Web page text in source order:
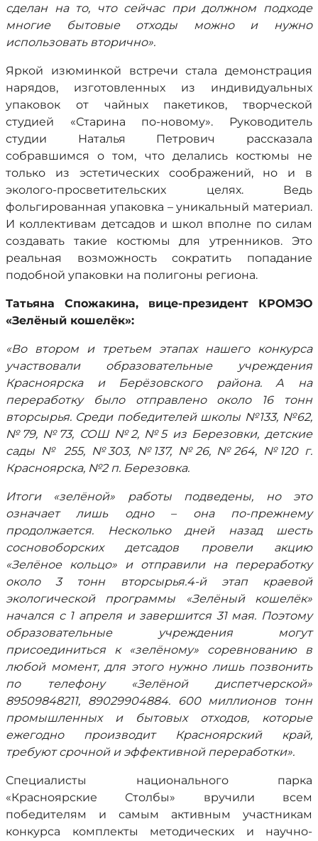
сделан на то, что сейчас при должном подходе
многие бытовые отходы можно и нужно
использовать вторично».
Яркой изюминкой встречи стала демонстрация
нарядов, изготовленных из индивидуальных
упаковок от чайных пакетиков, творческой
студией «Старина по-новому». Руководитель
студии Наталья Петрович рассказала
собравшимся о том, что делались костюмы не
только из эстетических соображений, но и в
эколого-просветительских целях. Ведь
фольгированная упаковка – уникальный материал.
И коллективам детсадов и школ вполне по силам
создавать такие костюмы для утренников. Это
реальная возможность сократить попадание
подобной упаковки на полигоны региона.
Татьяна Спожакина, вице-президент КРОМЭО
«Зелёный кошелёк»:
«Во втором и третьем этапах нашего конкурса
участвовали образовательные учреждения
Красноярска и Берёзовского района. А на
переработку было отправлено около 16 тонн
вторсырья. Среди победителей школы №133, №62,
№79, №73, СОШ №2, №5 из Березовки, детские
сады № 255, №303, №137, №26, №264, №120 г.
Красноярска, №2 п. Березовка.
Итоги «зелёной» работы подведены, но это
означает лишь одно – она по-прежнему
продолжается. Несколько дней назад шесть
сосновоборских детсадов провели акцию
«Зелёное кольцо» и отправили на переработку
около 3 тонн вторсырья.4-й этап краевой
экологической программы «Зелёный кошелёк»
начался с 1 апреля и завершится 31 мая. Поэтому
образовательные учреждения могут
присоединиться к «зелёному» соревнованию в
любой момент, для этого нужно лишь позвонить
по телефону «Зелёной диспетчерской»
89509848211, 89029904884. 600 миллионов тонн
промышленных и бытовых отходов, которые
ежегодно производит Красноярский край,
требуют срочной и эффективной переработки».
Специалисты национального парка
«Красноярские Столбы» вручили всем
победителям и самым активным участникам
конкурса комплекты методических и научно-